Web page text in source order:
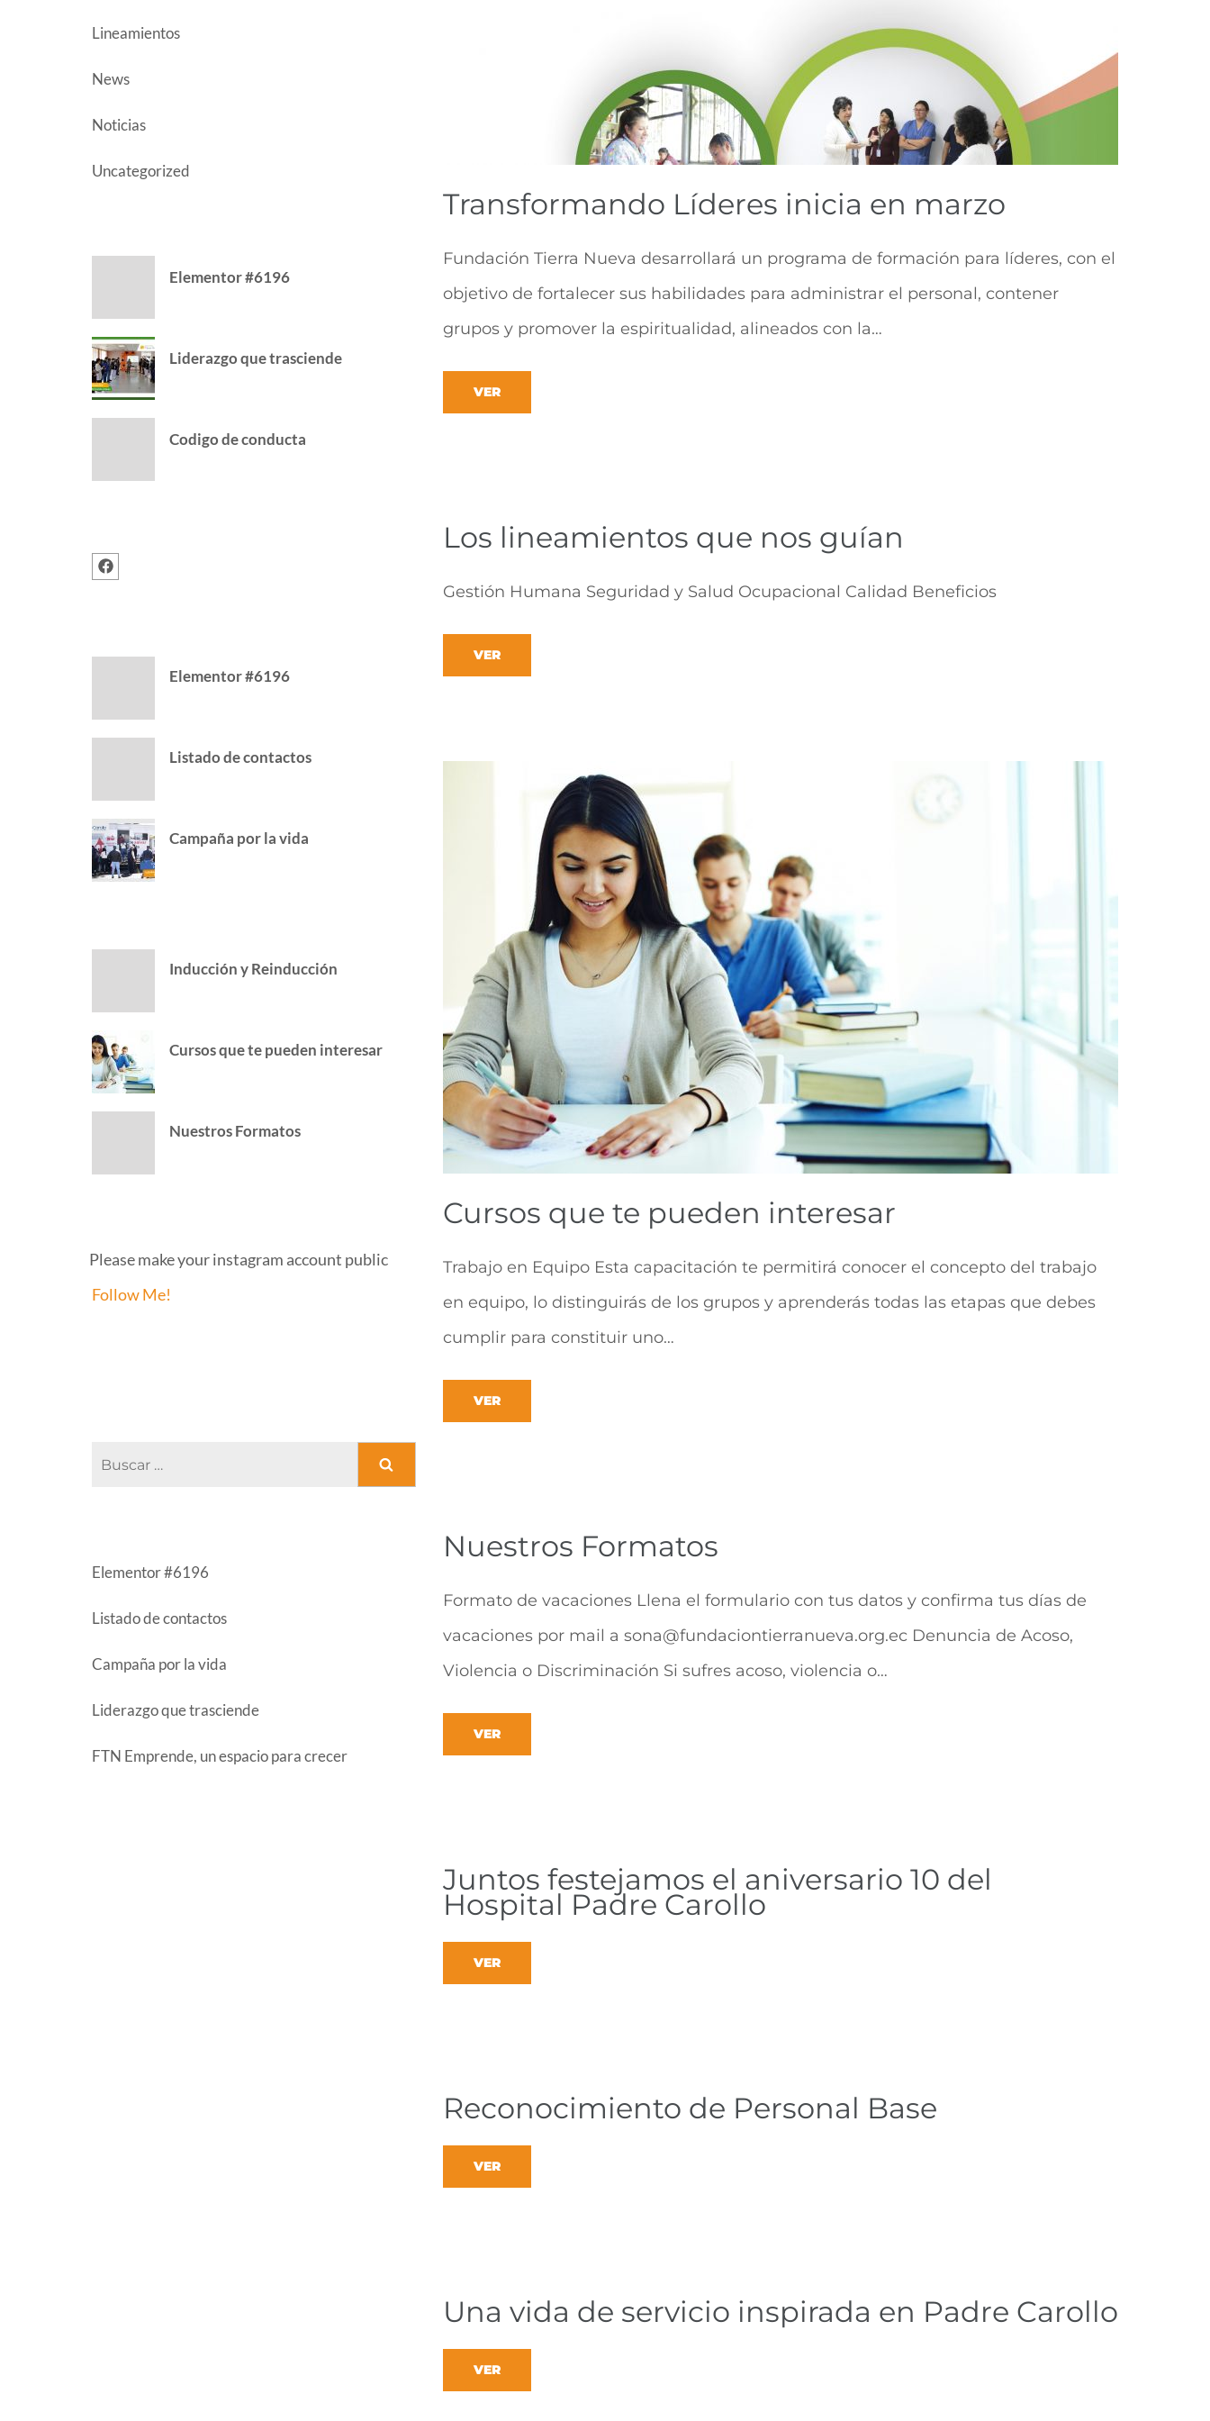
Transformando Líderes inicia en marzo
Fundación Tierra Nueva desarrollará un programa de formación para líderes, con el
objetivo de fortalecer sus habilidades para administrar el personal, contener
grupos y promover la espiritualidad, alineados con la…
VER
Los lineamientos que nos guían
Gestión Humana Seguridad y Salud Ocupacional Calidad Beneficios
VER
Cursos que te pueden interesar
Trabajo en Equipo Esta capacitación te permitirá conocer el concepto del trabajo
en equipo, lo distinguirás de los grupos y aprenderás todas las etapas que debes
cumplir para constituir uno…
VER
Nuestros Formatos
Formato de vacaciones Llena el formulario con tus datos y confirma tus días de
vacaciones por mail a sona@fundaciontierranueva.org.ec Denuncia de Acoso,
Violencia o Discriminación Si sufres acoso, violencia o…
VER
Juntos festejamos el aniversario 10 del
Hospital Padre Carollo
VER
Reconocimiento de Personal Base
VER
Una vida de servicio inspirada en Padre Carollo
VER
Lineamientos
News
Noticias
Uncategorized
Elementor #6196
Liderazgo que trasciende
Codigo de conducta
Elementor #6196
Listado de contactos
Campaña por la vida
Inducción y Reinducción
Cursos que te pueden interesar
Nuestros Formatos
Please make your instagram account public
Follow Me!
Buscar:
Elementor #6196
Listado de contactos
Campaña por la vida
Liderazgo que trasciende
FTN Emprende, un espacio para crecer